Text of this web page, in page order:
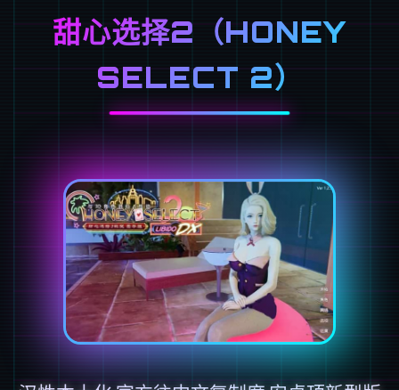
甜心选择2（HONEY
SELECT 2）